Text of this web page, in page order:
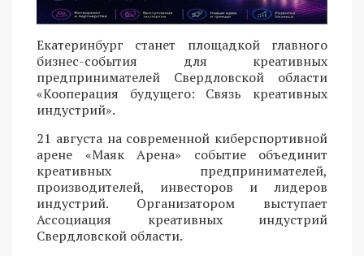
Екатеринбург станет площадкой главного
бизнес-события для креативных
предпринимателей Свердловской области
«Кооперация будущего: Связь креативных
индустрий».
21 августа на современной киберспортивной
арене «Маяк Арена» событие объединит
креативных предпринимателей,
производителей, инвесторов и лидеров
индустрий. Организатором выступает
Ассоциация креативных индустрий
Свердловской области.